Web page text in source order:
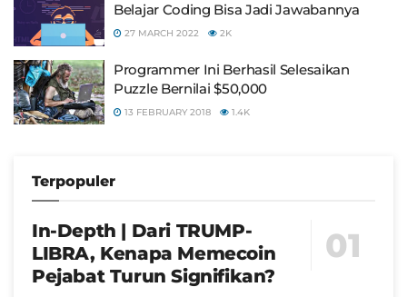
Belajar Coding Bisa Jadi Jawabannya
27 MARCH 2022 2K
Programmer Ini Berhasil Selesaikan
Puzzle Bernilai $50,000
13 FEBRUARY 2018 1.4K
Terpopuler
In-Depth | Dari TRUMP-
LIBRA, Kenapa Memecoin
Pejabat Turun Signifikan?